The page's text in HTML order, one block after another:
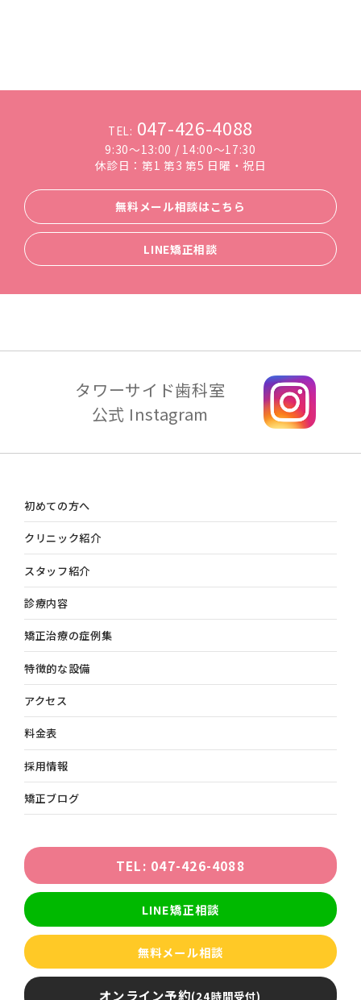
TEL: 047-426-4088
9:30～13:00 / 14:00～17:30
休診日：第1 第3 第5 日曜・祝日
無料メール相談はこちら
LINE矯正相談
タワーサイド歯科室
公式 Instagram
初めての方へ
クリニック紹介
スタッフ紹介
診療内容
矯正治療の症例集
特徴的な設備
アクセス
料金表
採用情報
矯正ブログ
TEL: 047-426-4088
LINE矯正相談
無料メール相談
オンライン予約(24時間受付)